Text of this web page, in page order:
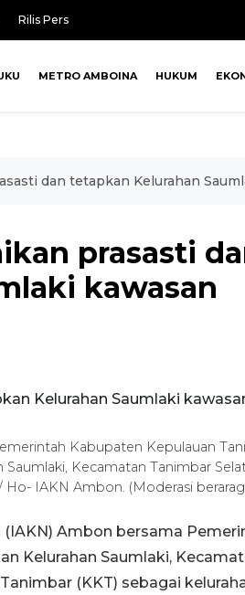
Rilis Pers
METRO AMBOINA HUKUM
dan tetapkan Kelurahan
prasasti
kawasan
Kabupaten Kepulauan
Kecamatan Tanimbar
Ho- IAKN Ambon. (Moderasi
Ambon bersama
Kelurahan Saumlaki,
(KKT) sebagai